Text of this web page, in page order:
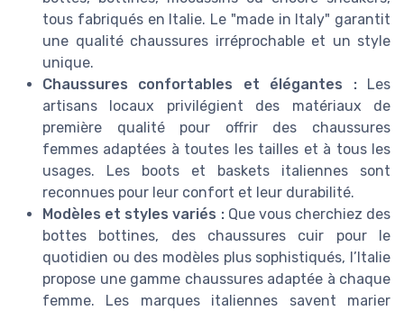
tous fabriqués en Italie. Le "made in Italy" garantit
une qualité chaussures irréprochable et un style
unique.
Chaussures confortables et élégantes :Les
artisans locaux privilégient des matériaux de
première qualité pour offrir des chaussures
femmes adaptées à toutes les tailles et à tous les
usages. Les boots et baskets italiennes sont
reconnues pour leur confort et leur durabilité.
Modèles et styles variés :Que vous cherchiez des
bottes bottines, des chaussures cuir pour le
quotidien ou des modèles plus sophistiqués, l’Italie
propose une gamme chaussures adaptée à chaque
femme. Les marques italiennes savent marier